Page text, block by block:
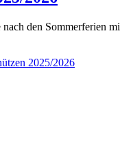
den Sommerferien
2025/2026